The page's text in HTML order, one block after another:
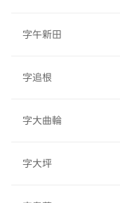
字午新田
字追根
字大曲輪
字大坪